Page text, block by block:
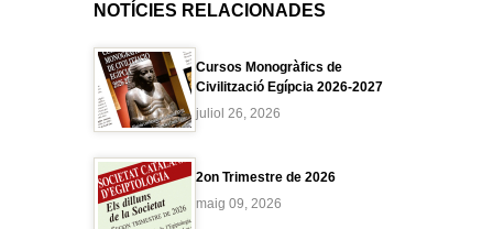
NOTÍCIES RELACIONADES
Cursos Monogràfics de
Civilització Egípcia 2026-2027
juliol 26, 2026
2on Trimestre de 2026
maig 09, 2026